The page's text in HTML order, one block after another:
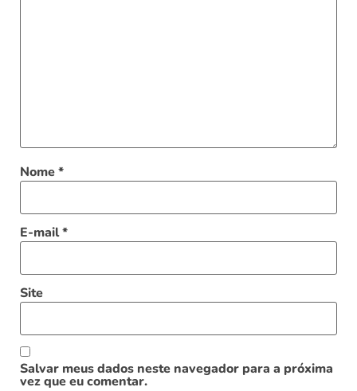
Nome*
E-mail*
Site
Salvar meus dados neste navegador para a próxima
vez que eu comentar.